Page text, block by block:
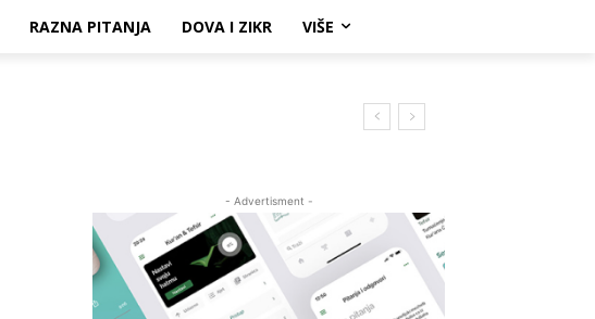
RAZNA PITANJA DOVA I ZIKR VIŠE
- Advertisment -